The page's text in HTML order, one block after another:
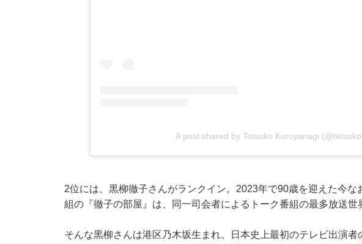
A post shared by Tetsuko Kuroyanagi
2位には、黒柳徹子さんがランクイン。2023年で90歳を迎えた今
組の『徹子の部屋』は、同一司会者によるトーク番組の最多放送世
そんな黒柳さんは港区乃木坂生まれ。日本史上最初のテレビ出演